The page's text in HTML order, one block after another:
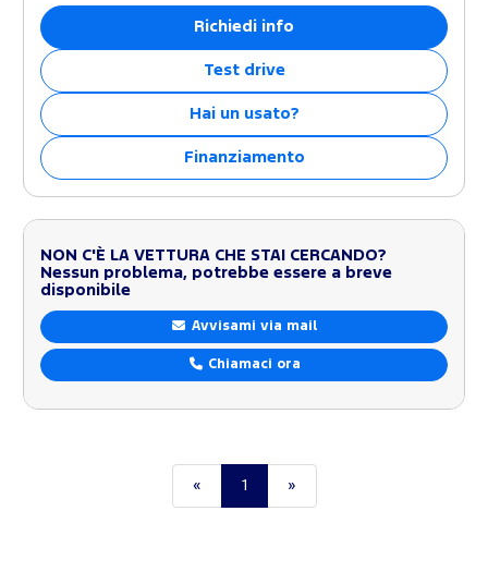
Richiedi info
Test drive
Hai un usato?
Finanziamento
NON C'È LA VETTURA CHE STAI CERCANDO?
Nessun problema, potrebbe essere a breve
disponibile
Avvisami via mail
Chiamaci ora
« 1 »